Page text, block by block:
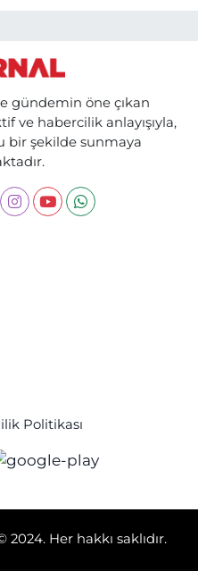
gündemin öne çıkan
ve habercilik anlayışıyla,
bir şekilde sunmaya
Politikası
Her hakkı saklıdır.